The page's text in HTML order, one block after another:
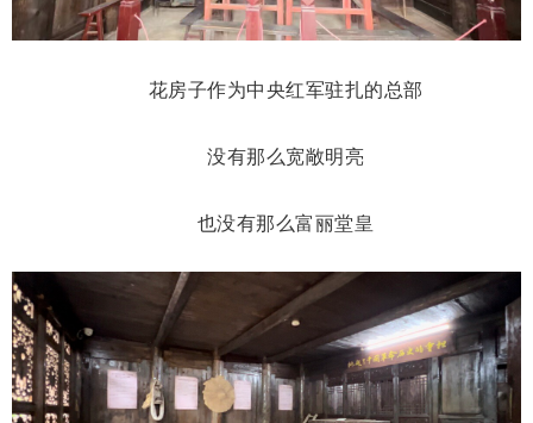
花房子作为中央红军驻扎的总部
没有那么宽敞明亮
也没有那么富丽堂皇